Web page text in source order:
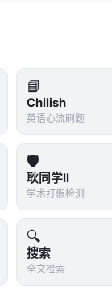
📘
Chilish
英语心流刷题
🛡️
耿同学II
学术打假检测
🔍
搜索
全文检索